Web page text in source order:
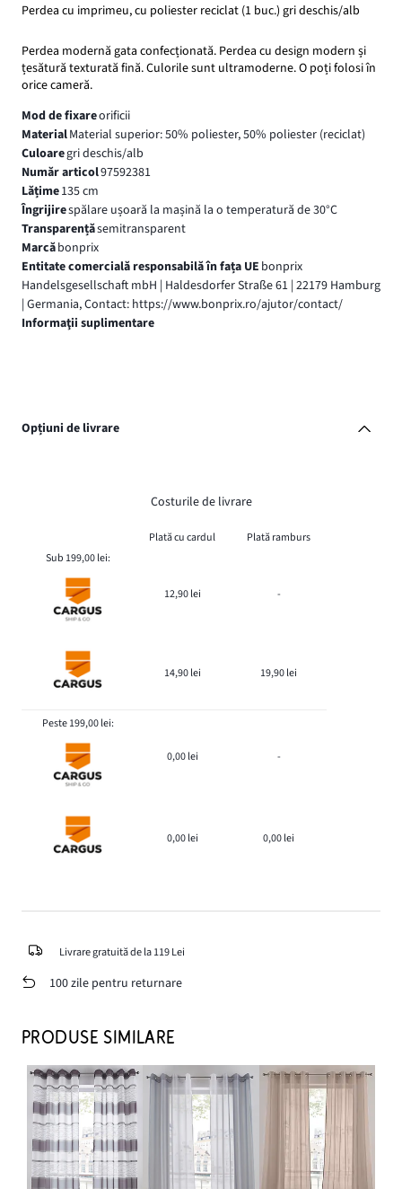
Perdea cu imprimeu, cu poliester reciclat (1 buc.) gri deschis/alb
Perdea modernă gata confecționată. Perdea cu design modern și
țesătură texturată fină. Culorile sunt ultramoderne. O poți folosi în
orice cameră.
Mod de fixareorificii
MaterialMaterial superior: 50% poliester, 50% poliester (reciclat)
Culoaregri deschis/alb
Număr articol97592381
Lățime135 cm
Îngrijirespălare ușoară la mașină la o temperatură de 30°C
Transparențăsemitransparent
Marcăbonprix
Entitate comercială responsabilă în fața UE bonprix
Handelsgesellschaft mbH | Haldesdorfer Straße 61 | 22179 Hamburg
| Germania, Contact: https://www.bonprix.ro/ajutor/contact/
Informaţii suplimentare
Opțiuni de livrare
Costurile de livrare
Plată cu cardul
Plată ramburs
Sub 199,00 lei:
12,90 lei -
14,90 lei 19,90 lei
Peste 199,00 lei:
0,00 lei -
0,00 lei 0,00 lei
Livrare gratuită de la 119 Lei
100 zile pentru returnare
PRODUSE SIMILARE